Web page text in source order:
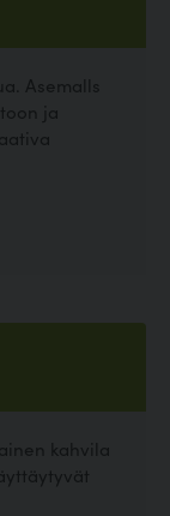
Asemalls
ja
kahvila